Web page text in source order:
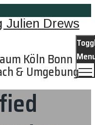
Köln Bonn
& Umgebung